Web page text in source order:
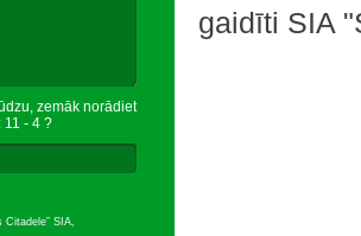
zemāk norādiet
- 4 ?
Citadele” SIA,
gaidīti SIA "